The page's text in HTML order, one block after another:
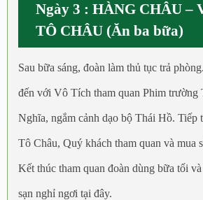
Ngày 3 : HÀNG CHÂU –
TÔ CHÂU (Ăn ba bữa)
Sau bữa sáng, đoàn làm thủ tục trả
đến với Vô Tích tham quan Phim trường
Nghĩa, ngắm cảnh dạo bộ Thái Hồ. Tiếp
Tô Châu, Quý khách tham quan và mua
Kết thúc tham quan đoàn dùng bữa tối
sạn nghỉ ngơi tại đây.